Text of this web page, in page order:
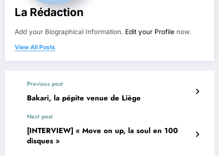
La Rédaction
Add your Biographical Information. Edit your Profile now.
View All Posts
Previous post
Bakari, la pépite venue de Liège
Next post
[INTERVIEW] « Move on up, la soul en 100
disques »